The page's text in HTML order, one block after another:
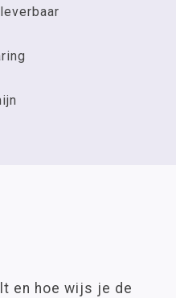
en hoe wijs je de